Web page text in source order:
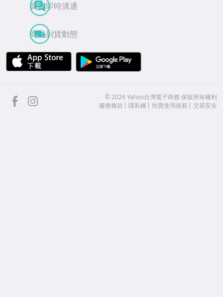
買賣即時溝通
商品到貨動態
APP Store
facebook ©2026 Yahoo台灣電子商務 保留所有權利
服務條款
隱私權 拍賣使用規範 交易安全